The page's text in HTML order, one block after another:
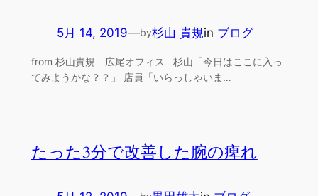
5月 14, 2019—by杉山 貴規in ブログ
from 杉山貴規 広尾オフィス 杉山「今日はここに入っ
てみようかな？？」 店員「いらっしゃいま…
たった3分で改善した腕の痺れ